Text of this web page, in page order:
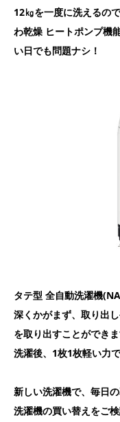
12㎏を一度に洗えるの
わ乾燥 ヒートポンプ機
い日でも問題ナシ！
タテ型 全自動洗濯機
深くかがまず、取り出
を取り出すことができ
洗濯後、1枚1枚軽い力
新しい洗濯機で、毎日
洗濯機の買い替えをご